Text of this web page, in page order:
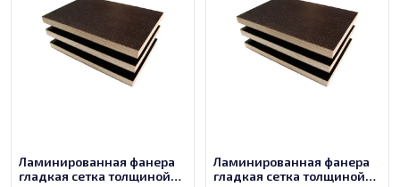
Ламинированная фанера
гладкая сетка толщиной
Ламинированная фанера
гладкая сетка толщиной